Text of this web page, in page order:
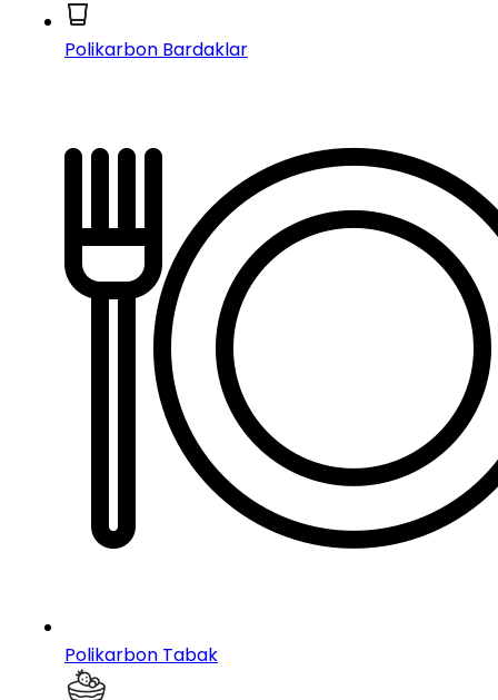
Polikarbon Bardaklar
Polikarbon Tabak